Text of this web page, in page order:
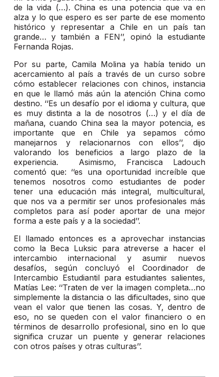
de la vida (…). China es una potencia que va en
alza y lo que espero es ser parte de ese momento
histórico y representar a Chile en un país tan
grande… y también a FEN’’, opinó la estudiante
Fernanda Rojas.
Por su parte, Camila Molina ya había tenido un
acercamiento al país a través de un curso sobre
cómo establecer relaciones con chinos, instancia
en que le llamó más aún la atención China como
destino. ‘‘Es un desafío por el idioma y cultura, que
es muy distinta a la de nosotros (…) y el día de
mañana, cuando China sea la mayor potencia, es
importante que en Chile ya sepamos cómo
manejarnos y relacionarnos con ellos’’, dijo
valorando los beneficios a largo plazo de la
experiencia. Asimismo, Francisca Ladouch
comentó que: ‘‘es una oportunidad increíble que
tenemos nosotros como estudiantes de poder
tener una educación más integral, multicultural,
que nos va a permitir ser unos profesionales más
completos para así poder aportar de una mejor
forma a este país y a la sociedad’’.
El llamado entonces es a aprovechar instancias
como la Beca Luksic para atreverse a hacer el
intercambio internacional y asumir nuevos
desafíos, según concluyó el Coordinador de
Intercambio Estudiantil para estudiantes salientes,
Matías Lee: ‘‘Traten de ver la imagen completa…no
simplemente la distancia o las dificultades, sino que
vean el valor que tienen las cosas. Y, dentro de
eso, no se queden con el valor financiero o en
términos de desarrollo profesional, sino en lo que
significa cruzar un puente y generar relaciones
con otros países y otras culturas’’.